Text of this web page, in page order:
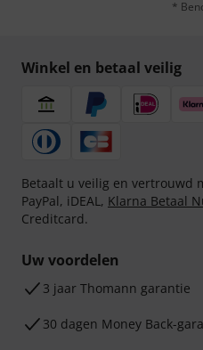
*
Winkel en betaal veilig
Betaalt u veilig en vertrouwd
PayPal, iDEAL, Klarna Betaal
Creditcard.
Uw voordelen
3 jaar Thomann garantie
30 dagen Money Back-